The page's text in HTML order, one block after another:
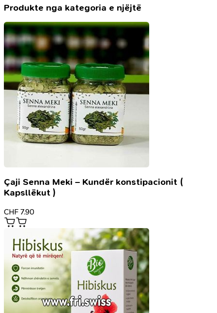
Produkte nga kategoria e njëjtë
Çaji Senna Meki – Kundër konstipacionit (
Kapsllëkut )
CHF 7.90